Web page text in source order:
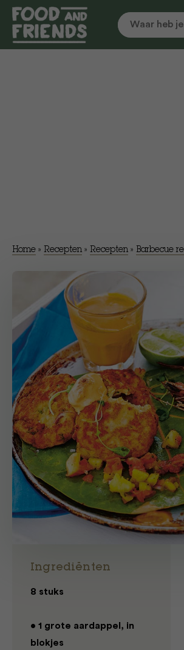
Home » Recepten » Recepten » Barbecue
Ingrediënten
8 stuks
• 1 grote aardappel, in
blokjes